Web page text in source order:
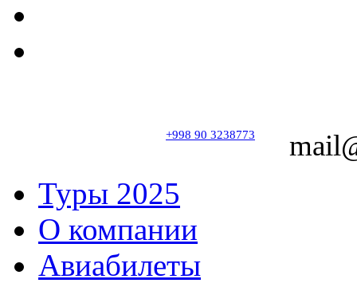
+998 90 3238773
Туры 2025
О компании
Авиабилеты